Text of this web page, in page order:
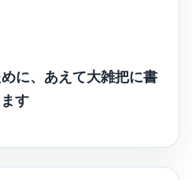
に、あえて大雑把に書
す